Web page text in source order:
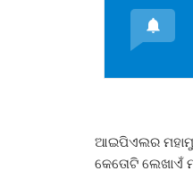
ଆଇପିଏଲର
କେତୋଟି ଲେଖାଏଁ